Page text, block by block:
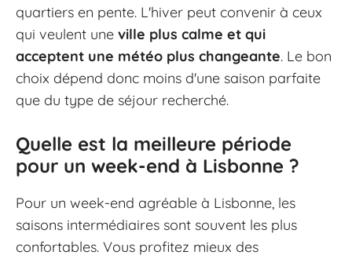
quartiers en pente. L'hiver peut convenir à ceux
qui veulent une ville plus calme et qui
acceptent une météo plus changeante. Le bon
choix dépend donc moins d'une saison parfaite
que du type de séjour recherché.
Quelle est la meilleure période
pour un week-end à Lisbonne ?
Pour un week-end agréable à Lisbonne, les
saisons intermédiaires sont souvent les plus
confortables. Vous profitez mieux des